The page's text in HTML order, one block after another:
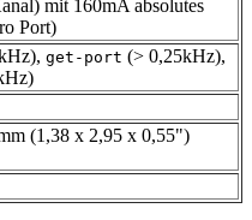
mit 160mA absolutes
Port)
get-port (> 0,25kHz),
(1,38 x 2,95 x 0,55")